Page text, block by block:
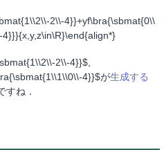
2\\-4}}+yf\bra{\sbmat{0\\
2\\-4}}$,
4}}$が生成する
すね．